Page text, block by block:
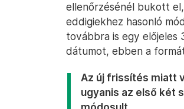
ellenőrzésénél bukott
eddigiekhez hasonló
továbbra is egy előjeles
dátumot, ebben a
Az új frissítés miatt
ugyanis az első két